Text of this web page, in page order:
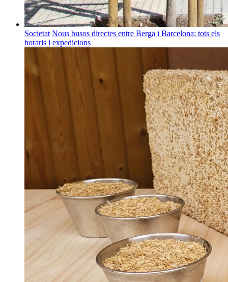
Societat Nous busos directes entre Berga i Barcelona: tots els
horaris i expedicions